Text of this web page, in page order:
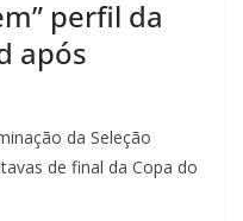
perfil da
após
da Seleção
de final da Copa do